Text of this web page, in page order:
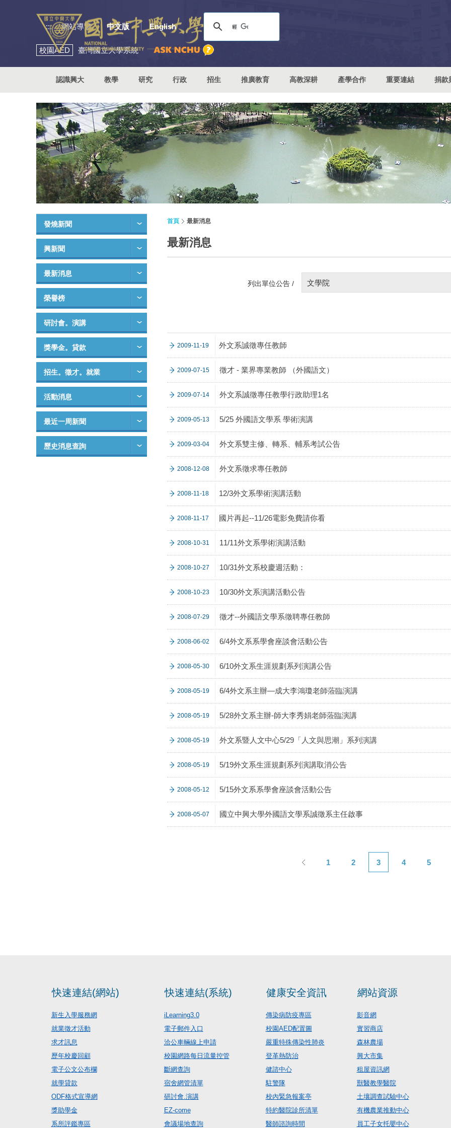
::: 網站導覽 中文版 English
校園AED 臺灣國立大學系統
認識興大 教學 研究 行政 招生 推廣教育 高教深耕 產學合作 重要連結 捐款
發燒新聞
興新聞
最新消息
榮譽榜
研討會。演講
獎學金。貸款
招生。徵才。就業
活動消息
最近一周新聞
歷史消息查詢
首頁 最新消息
最新消息
列出單位公告 / 文學院
2009-11-19 外文系誠徵專任教師
2009-07-15 徵才 - 業界專業教師 （外國語文）
2009-07-14 外文系誠徵專任教學行政助理1名
2009-05-13 5/25 外國語文學系 學術演講
2009-03-04 外文系雙主修、轉系、輔系考試公告
2008-12-08 外文系徵求專任教師
2008-11-18 12/3外文系學術演講活動
2008-11-17 國片再起--11/26電影免費請你看
2008-10-31 11/11外文系學術演講活動
2008-10-27 10/31外文系校慶週活動：
2008-10-23 10/30外文系演講活動公告
2008-07-29 徵才--外國語文學系徵聘專任教師
2008-06-02 6/4外文系系學會座談會活動公告
2008-05-30 6/10外文系生涯規劃系列演講公告
2008-05-19 6/4外文系主辦—成大李鴻瓊老師蒞臨演講
2008-05-19 5/28外文系主辦-師大李秀娟老師蒞臨演講
2008-05-19 外文系暨人文中心5/29「人文與思潮」系列演講
2008-05-19 5/19外文系生涯規劃系列演講取消公告
2008-05-12 5/15外文系系學會座談會活動公告
2008-05-07 國立中興大學外國語文學系誠徵系主任啟事
1 2 3 4 5
快速連結(網站)
新生入學服務網
就業徵才活動
求才訊息
歷年校慶回顧
電子公文公布欄
就學貸款
ODF格式宣導網
獎助學金
系所評鑑專區
快速連結(系統)
iLearning3.0
電子郵件入口
洽公車輛線上申請
校園網路每日流量控管
斷網查詢
宿舍網管清單
研討會.演講
EZ-come
會議場地查詢
健康安全資訊
傳染病防疫專區
校園AED配置圖
嚴重特殊傳染性肺炎
登革熱防治
健諮中心
駐警隊
校內緊急報案亭
特約醫院診所清單
醫師諮詢時間
網站資源
影音網
實習商店
森林農場
興大市集
租屋資訊網
獸醫教學醫院
土壤調查試驗中心
有機農業推動中心
員工子女托嬰中心